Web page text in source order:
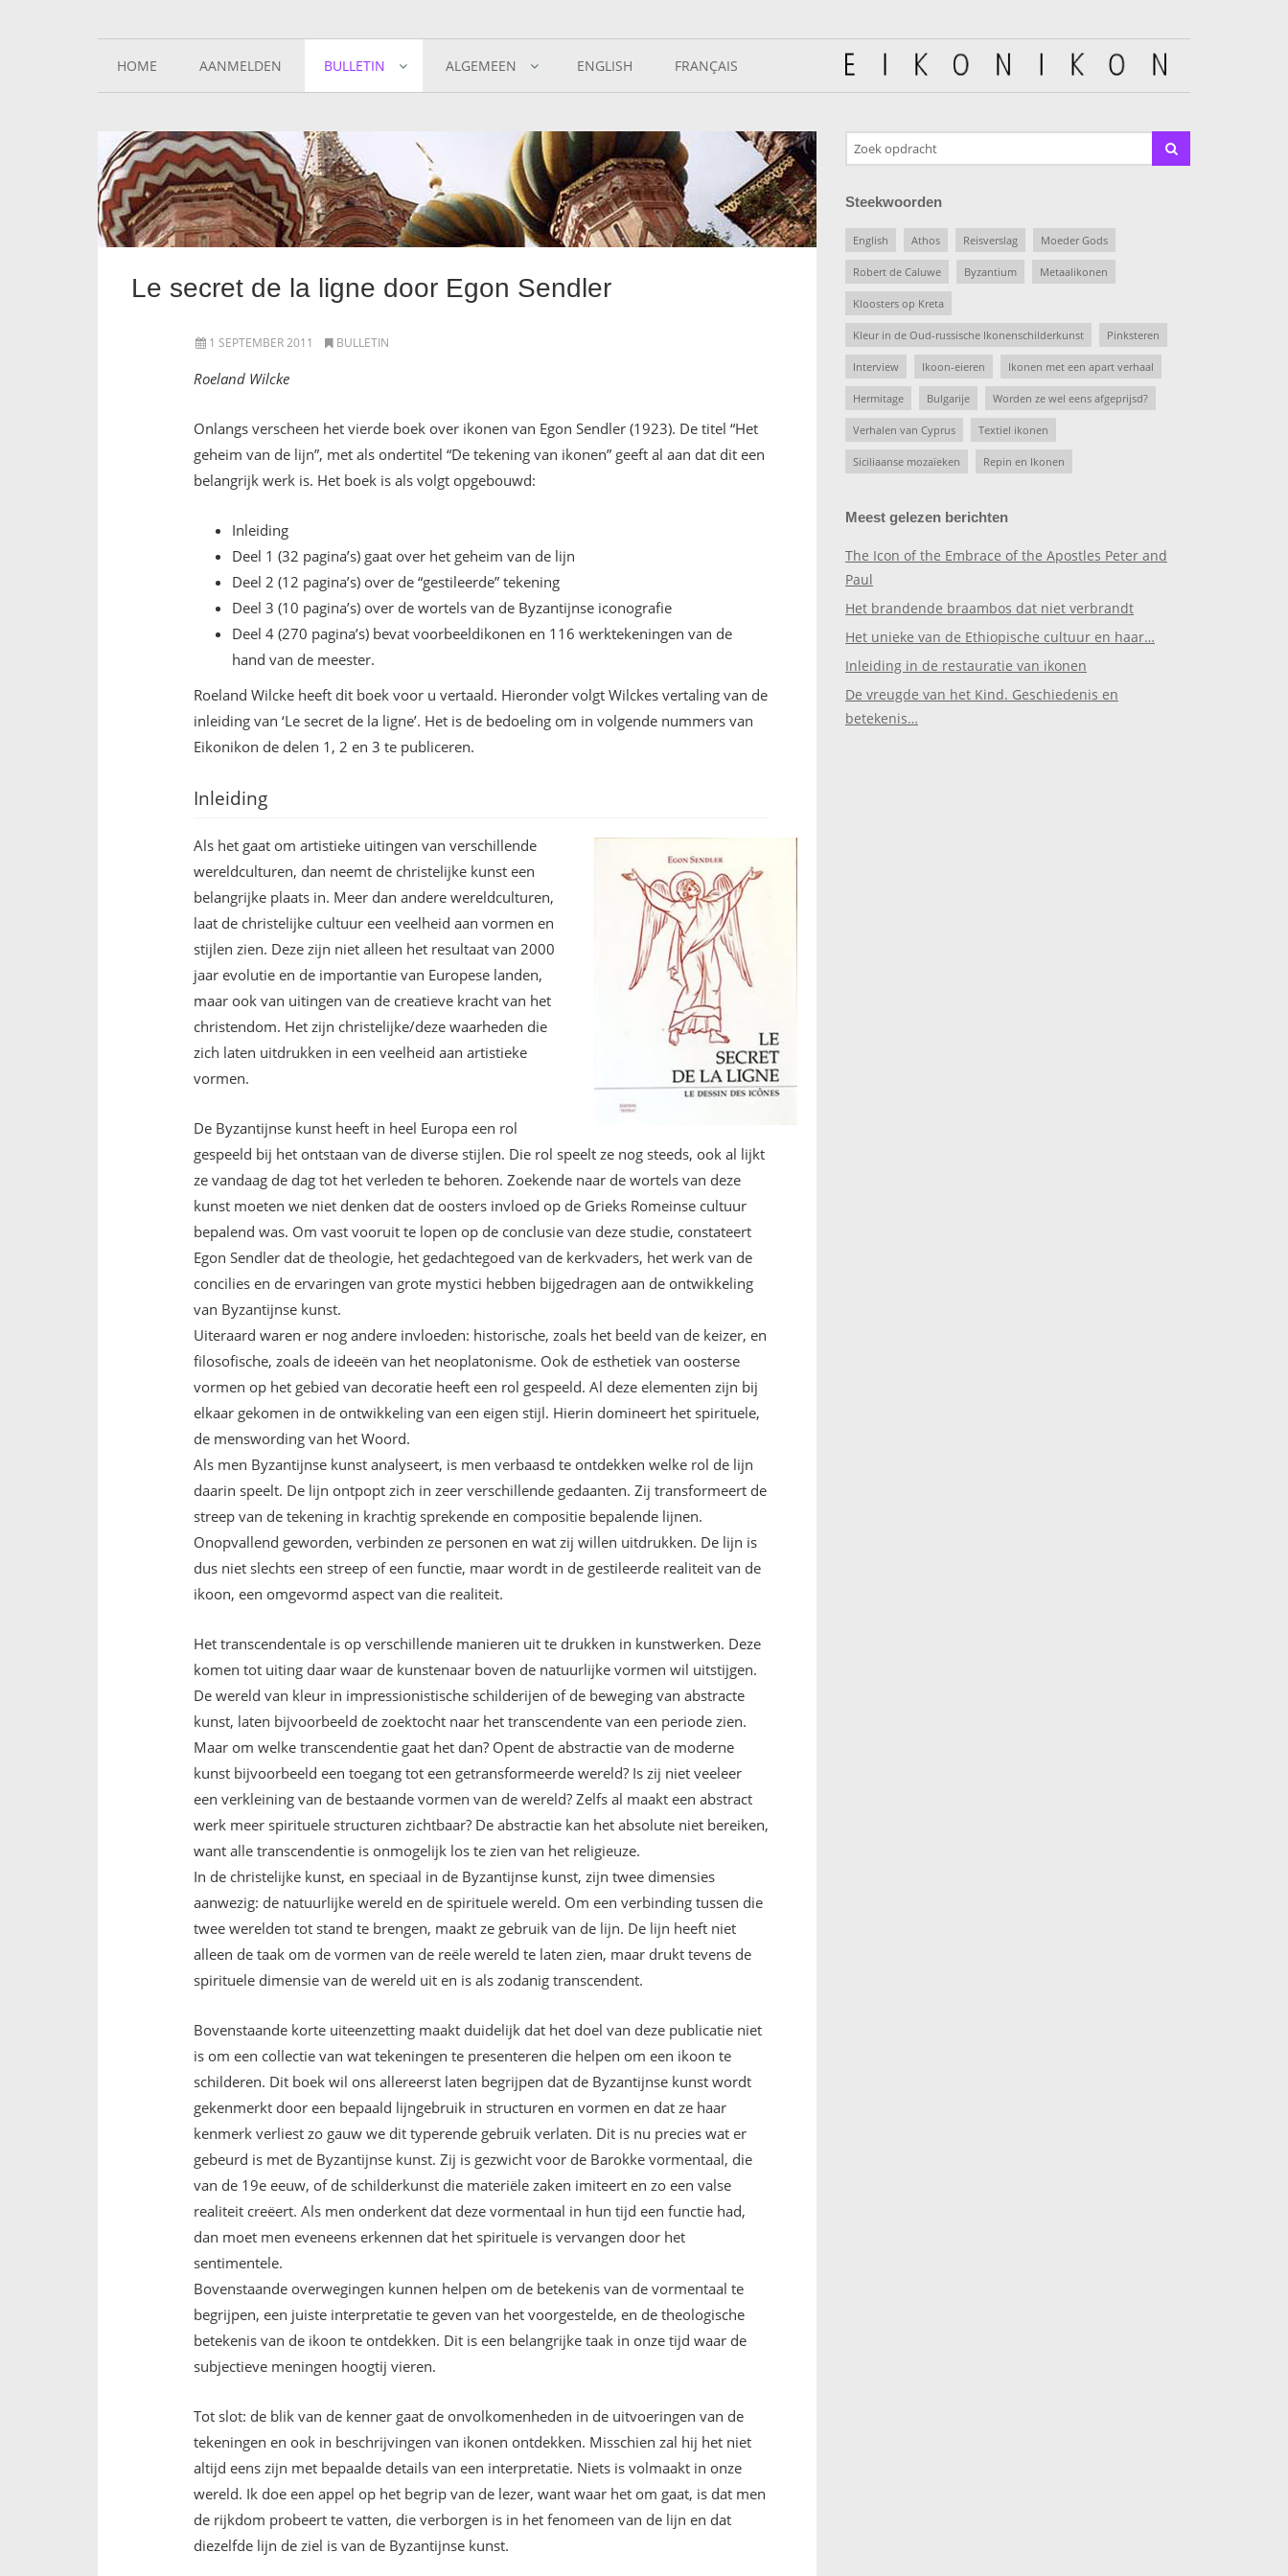
HOME AANMELDEN BULLETIN ALGEMEEN ENGLISH FRANÇAIS
Le secret de la ligne door Egon Sendler
1 SEPTEMBER 2011 BULLETIN
Roeland Wilcke
Onlangs verscheen het vierde boek over ikonen van Egon Sendler (1923). De titel “Het
geheim van de lijn”, met als ondertitel “De tekening van ikonen” geeft al aan dat dit een
belangrijk werk is. Het boek is als volgt opgebouwd:
Inleiding
Deel 1 (32 pagina’s) gaat over het geheim van de lijn
Deel 2 (12 pagina’s) over de “gestileerde” tekening
Deel 3 (10 pagina’s) over de wortels van de Byzantijnse iconografie
Deel 4 (270 pagina’s) bevat voorbeeldikonen en 116 werktekeningen van de
hand van de meester.
Roeland Wilcke heeft dit boek voor u vertaald. Hieronder volgt Wilckes vertaling van de
inleiding van ‘Le secret de la ligne’. Het is de bedoeling om in volgende nummers van
Eikonikon de delen 1, 2 en 3 te publiceren.
Inleiding
Als het gaat om artistieke uitingen van verschillende
wereldculturen, dan neemt de christelijke kunst een
belangrijke plaats in. Meer dan andere wereldculturen,
laat de christelijke cultuur een veelheid aan vormen en
stijlen zien. Deze zijn niet alleen het resultaat van 2000
jaar evolutie en de importantie van Europese landen,
maar ook van uitingen van de creatieve kracht van het
christendom. Het zijn christelijke/deze waarheden die
zich laten uitdrukken in een veelheid aan artistieke
vormen.
De Byzantijnse kunst heeft in heel Europa een rol
gespeeld bij het ontstaan van de diverse stijlen. Die rol speelt ze nog steeds, ook al lijkt
ze vandaag de dag tot het verleden te behoren. Zoekende naar de wortels van deze
kunst moeten we niet denken dat de oosters invloed op de Grieks Romeinse cultuur
bepalend was. Om vast vooruit te lopen op de conclusie van deze studie, constateert
Egon Sendler dat de theologie, het gedachtegoed van de kerkvaders, het werk van de
concilies en de ervaringen van grote mystici hebben bijgedragen aan de ontwikkeling
van Byzantijnse kunst.
Uiteraard waren er nog andere invloeden: historische, zoals het beeld van de keizer, en
filosofische, zoals de ideeën van het neoplatonisme. Ook de esthetiek van oosterse
vormen op het gebied van decoratie heeft een rol gespeeld. Al deze elementen zijn bij
elkaar gekomen in de ontwikkeling van een eigen stijl. Hierin domineert het spirituele,
de menswording van het Woord.
Als men Byzantijnse kunst analyseert, is men verbaasd te ontdekken welke rol de lijn
daarin speelt. De lijn ontpopt zich in zeer verschillende gedaanten. Zij transformeert de
streep van de tekening in krachtig sprekende en compositie bepalende lijnen.
Onopvallend geworden, verbinden ze personen en wat zij willen uitdrukken. De lijn is
dus niet slechts een streep of een functie, maar wordt in de gestileerde realiteit van de
ikoon, een omgevormd aspect van die realiteit.
Het transcendentale is op verschillende manieren uit te drukken in kunstwerken. Deze
komen tot uiting daar waar de kunstenaar boven de natuurlijke vormen wil uitstijgen.
De wereld van kleur in impressionistische schilderijen of de beweging van abstracte
kunst, laten bijvoorbeeld de zoektocht naar het transcendente van een periode zien.
Maar om welke transcendentie gaat het dan? Opent de abstractie van de moderne
kunst bijvoorbeeld een toegang tot een getransformeerde wereld? Is zij niet veeleer
een verkleining van de bestaande vormen van de wereld? Zelfs al maakt een abstract
werk meer spirituele structuren zichtbaar? De abstractie kan het absolute niet bereiken,
want alle transcendentie is onmogelijk los te zien van het religieuze.
In de christelijke kunst, en speciaal in de Byzantijnse kunst, zijn twee dimensies
aanwezig: de natuurlijke wereld en de spirituele wereld. Om een verbinding tussen die
twee werelden tot stand te brengen, maakt ze gebruik van de lijn. De lijn heeft niet
alleen de taak om de vormen van de reële wereld te laten zien, maar drukt tevens de
spirituele dimensie van de wereld uit en is als zodanig transcendent.
Bovenstaande korte uiteenzetting maakt duidelijk dat het doel van deze publicatie niet
is om een collectie van wat tekeningen te presenteren die helpen om een ikoon te
schilderen. Dit boek wil ons allereerst laten begrijpen dat de Byzantijnse kunst wordt
gekenmerkt door een bepaald lijngebruik in structuren en vormen en dat ze haar
kenmerk verliest zo gauw we dit typerende gebruik verlaten. Dit is nu precies wat er
gebeurd is met de Byzantijnse kunst. Zij is gezwicht voor de Barokke vormentaal, die
van de 19e eeuw, of de schilderkunst die materiële zaken imiteert en zo een valse
realiteit creëert. Als men onderkent dat deze vormentaal in hun tijd een functie had,
dan moet men eveneens erkennen dat het spirituele is vervangen door het
sentimentele.
Bovenstaande overwegingen kunnen helpen om de betekenis van de vormentaal te
begrijpen, een juiste interpretatie te geven van het voorgestelde, en de theologische
betekenis van de ikoon te ontdekken. Dit is een belangrijke taak in onze tijd waar de
subjectieve meningen hoogtij vieren.
Tot slot: de blik van de kenner gaat de onvolkomenheden in de uitvoeringen van de
tekeningen en ook in beschrijvingen van ikonen ontdekken. Misschien zal hij het niet
altijd eens zijn met bepaalde details van een interpretatie. Niets is volmaakt in onze
wereld. Ik doe een appel op het begrip van de lezer, want waar het om gaat, is dat men
de rijkdom probeert te vatten, die verborgen is in het fenomeen van de lijn en dat
diezelfde lijn de ziel is van de Byzantijnse kunst.
Steekwoorden
English Athos Reisverslag Moeder Gods
Robert de Caluwe Byzantium Metaalikonen
Kloosters op Kreta
Kleur in de Oud-russische Ikonenschilderkunst Pinksteren
Interview Ikoon-eieren Ikonen met een apart verhaal
Hermitage Bulgarije Worden ze wel eens afgeprijsd?
Verhalen van Cyprus Textiel ikonen
Siciliaanse mozaïeken Repin en Ikonen
Meest gelezen berichten
The Icon of the Embrace of the Apostles Peter and
Paul
Het brandende braambos dat niet verbrandt
Het unieke van de Ethiopische cultuur en haar…
Inleiding in de restauratie van ikonen
De vreugde van het Kind. Geschiedenis en
betekenis…